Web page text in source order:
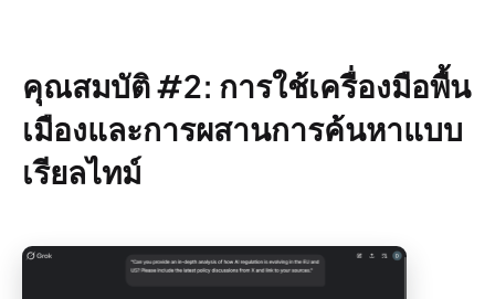
คุณสมบัติ #2: การใช้เครื่องมือพื้น
เมืองและการผสานการค้นหาแบบ
เรียลไทม์